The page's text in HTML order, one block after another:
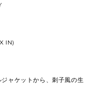
IN)
ャケットから、刺子風の生